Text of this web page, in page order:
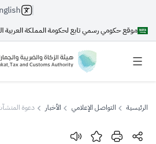
موقع حكومي رسمي تابع لحكومة المملكة العربية
بحث
الرئيسية التواصل الإعلامي الأخبار دعوة